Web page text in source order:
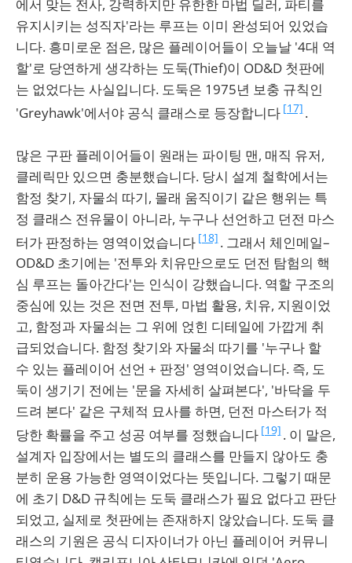
에서 맞는 전사, 강력하지만 유한한 마법 딜러, 파티를
유지시키는 성직자'라는 루프는 이미 완성되어 있었습
니다. 흥미로운 점은, 많은 플레이어들이 오늘날 '4대 역
할'로 당연하게 생각하는 도둑(Thief)이 OD&D 첫판에
는 없었다는 사실입니다. 도둑은 1975년 보충 규칙인
'Greyhawk'에서야 공식 클래스로 등장합니다 [17] .
많은 구판 플레이어들이 원래는 파이팅 맨, 매직 유저,
클레릭만 있으면 충분했습니다. 당시 설계 철학에서는
함정 찾기, 자물쇠 따기, 몰래 움직이기 같은 행위는 특
정 클래스 전유물이 아니라, 누구나 선언하고 던전 마스
터가 판정하는 영역이었습니다 [18] . 그래서 체인메일–
OD&D 초기에는 '전투와 치유만으로도 던전 탐험의 핵
심 루프는 돌아간다'는 인식이 강했습니다. 역할 구조의
중심에 있는 것은 전면 전투, 마법 활용, 치유, 지원이었
고, 함정과 자물쇠는 그 위에 얹힌 디테일에 가깝게 취
급되었습니다. 함정 찾기와 자물쇠 따기를 '누구나 할
수 있는 플레이어 선언 + 판정' 영역이었습니다. 즉, 도
둑이 생기기 전에는 '문을 자세히 살펴본다', '바닥을 두
드려 본다' 같은 구체적 묘사를 하면, 던전 마스터가 적
당한 확률을 주고 성공 여부를 정했습니다 [19] . 이 말은,
설계자 입장에서는 별도의 클래스를 만들지 않아도 충
분히 운용 가능한 영역이었다는 뜻입니다. 그렇기 때문
에 초기 D&D 규칙에는 도둑 클래스가 필요 없다고 판단
되었고, 실제로 첫판에는 존재하지 않았습니다. 도둑 클
래스의 기원은 공식 디자이너가 아닌 플레이어 커뮤니